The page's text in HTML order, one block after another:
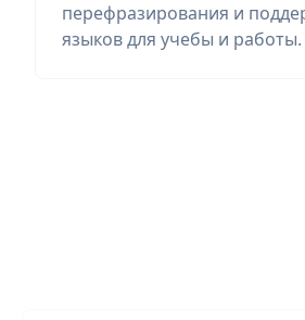
перефразирования и
языков для учебы и работы.